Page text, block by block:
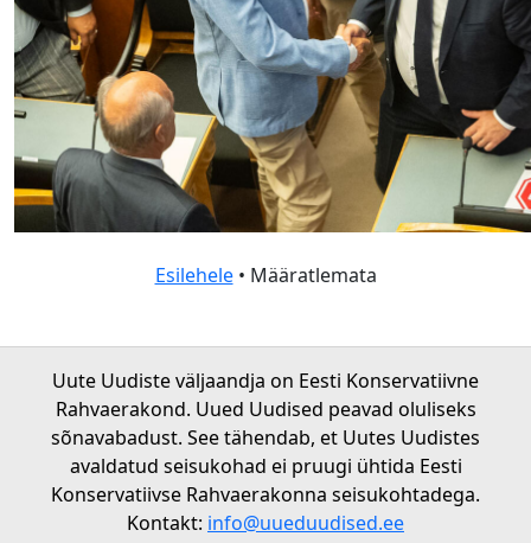
Esilehele• Määratlemata
Uute Uudiste väljaandja on Eesti Konservatiivne
Rahvaerakond. Uued Uudised peavad oluliseks
sõnavabadust. See tähendab, et Uutes Uudistes
avaldatud seisukohad ei pruugi ühtida Eesti
Konservatiivse Rahvaerakonna seisukohtadega.
Kontakt: info@uueduudised.ee